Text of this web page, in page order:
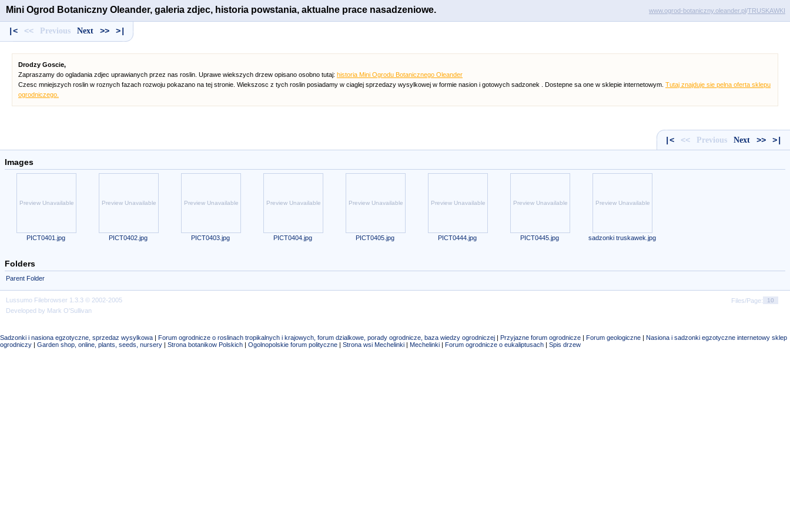
Mini Ogrod Botaniczny Oleander, galeria zdjec, historia powstania, aktualne prace nasadzeniowe. www.ogrod-botaniczny.oleander.pl/TRUSKAWKI
|< << Previous Next >> >|
Drodzy Goscie,
Zapraszamy do ogladania zdjec uprawianych przez nas roslin. Uprawe wiekszych drzew opisano osobno tutaj: historia Mini Ogrodu Botanicznego Oleander
Czesc mniejszych roslin w roznych fazach rozwoju pokazano na tej stronie. Wiekszosc z tych roslin posiadamy w ciaglej sprzedazy wysylkowej w formie nasion i gotowych sadzonek . Dostepne sa one w sklepie internetowym. Tutaj znajduje sie pelna oferta sklepu
ogrodniczego.
|< << Previous Next >> >|
Images
Preview Unavailable
PICT0401.jpg
Preview Unavailable
PICT0402.jpg
Preview Unavailable
PICT0403.jpg
Preview Unavailable
PICT0404.jpg
Preview Unavailable
PICT0405.jpg
Preview Unavailable
PICT0444.jpg
Preview Unavailable
PICT0445.jpg
Preview Unavailable
sadzonki truskawek.jpg
Folders
Parent Folder
Files/Page:
Lussumo Filebrowser 1.3.3 © 2002-2005
Developed by Mark O'Sullivan
Sadzonki i nasiona egzotyczne, sprzedaz wysylkowa | Forum ogrodnicze o roslinach tropikalnych i krajowych, forum dzialkowe, porady ogrodnicze, baza wiedzy ogrodniczej | Przyjazne forum ogrodnicze | Forum geologiczne | Nasiona i sadzonki egzotyczne internetowy sklep
ogrodniczy | Garden shop, online, plants, seeds, nursery | Strona botanikow Polskich | Ogolnopolskie forum polityczne | Strona wsi Mechelinki | Mechelinki | Forum ogrodnicze o eukaliptusach | Spis drzew